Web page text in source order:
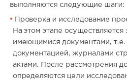
выполняются следующие шаги:
Проверка и исследование
На этом этапе осуществляется
имеющимися документами, т.е.
документацией, журналами
актами. После рассмотрения
определяются цели